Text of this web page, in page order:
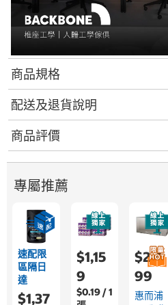
商品規格
配送及退貨說明
商品評價
專屬推薦
速配限
區隔日
達
$1,37
$1,15
9
$0.19 / 1
$2,4
99
惠而浦